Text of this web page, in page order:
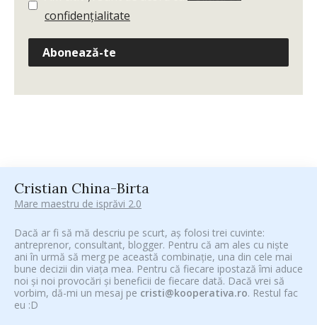
confidențialitate
Abonează-te
Cristian China-Birta
Mare maestru de isprăvi 2.0
Dacă ar fi să mă descriu pe scurt, aș folosi trei cuvinte:
antreprenor, consultant, blogger. Pentru că am ales cu niște
ani în urmă să merg pe această combinație, una din cele mai
bune decizii din viața mea. Pentru că fiecare ipostază îmi aduce
noi și noi provocări și beneficii de fiecare dată. Dacă vrei să
vorbim, dă-mi un mesaj pe cristi@kooperativa.ro. Restul fac
eu :D